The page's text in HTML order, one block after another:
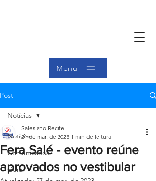
Menu
Post
Notícias
Comunicados
Geral
Notícias
Fera Salé - evento reúne
aprovados no vestibular
Salesiano Recife
21 de mar. de 2023 1 min de leitura